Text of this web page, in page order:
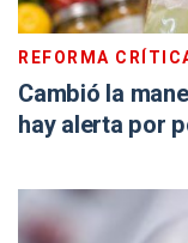
REFORMA
Cambió la
hay alerta por